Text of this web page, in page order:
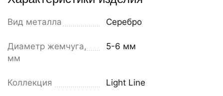
Вид металла Серебро
Диаметр жемчуга,
мм
5-6 мм
Коллекция Light Line